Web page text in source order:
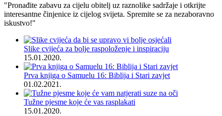
"Pronađite zabavu za cijelu obitelj uz raznolike sadržaje i otkrijte
interesantne činjenice iz cijelog svijeta. Spremite se za nezaboravno
iskustvo!"
Slike cvijeća za bolje raspoloženje i inspiraciju
15.01.2020.
Prva knjiga o Samuelu 16: Biblija i Stari zavjet
01.02.2021.
Tužne pjesme koje će vas rasplakati
15.01.2020.